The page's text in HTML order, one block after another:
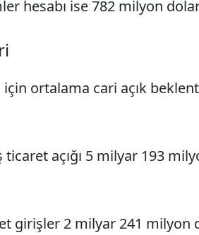
hesabı ise 782 milyon
için ortalama cari açık
ticaret açığı 5 milyar 193
girişler 2 milyar 241 milyon